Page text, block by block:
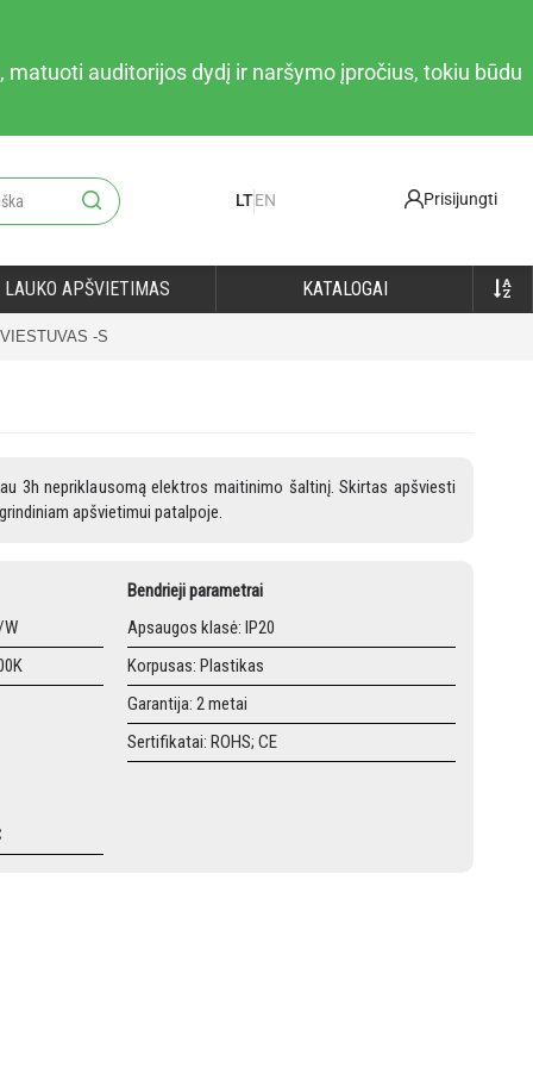
auditorijos dydį ir naršymo įpročius, tokiu būdu
LTEN Prisijungti
LAUKO APŠVIETIMAS KATALOGAI
-S
3h nepriklausomą elektros maitinimo šaltinį. Skirtas apšviesti
apšvietimui patalpoje.
Bendrieji parametrai
Apsaugos klasė: IP20
Korpusas: Plastikas
Garantija: 2 metai
Sertifikatai: ROHS; CE